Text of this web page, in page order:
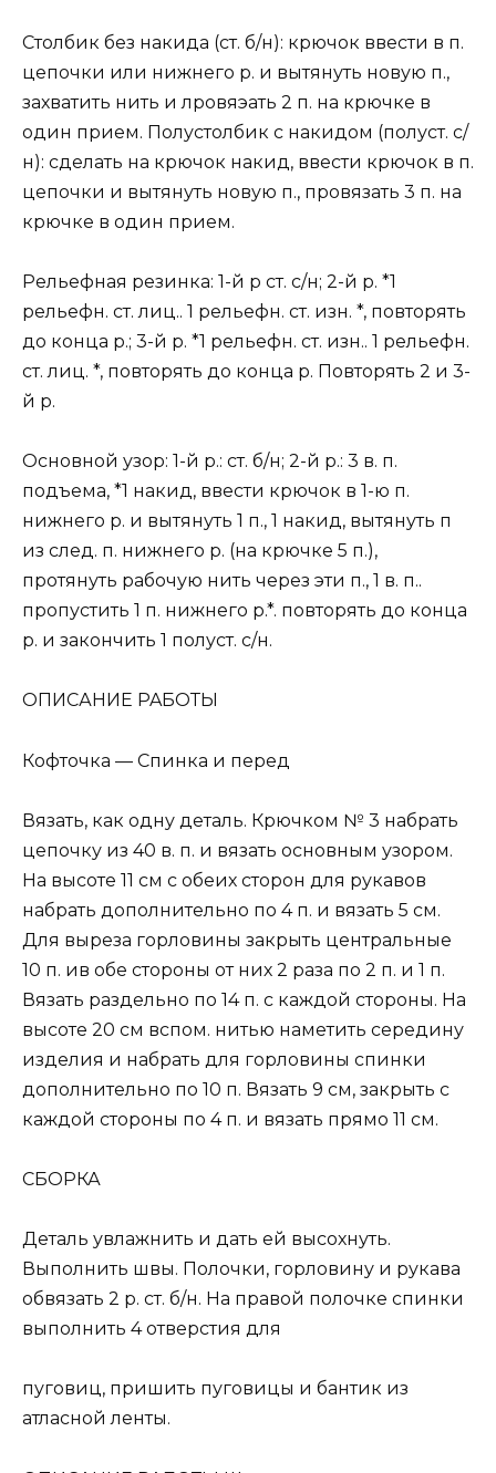
Столбик без накида (ст. б/н): крючок ввести в п.
цепочки или нижнего р. и вытянуть новую п.,
захватить нить и лровяэать 2 п. на крючке в
один прием. Полустолбик с накидом (полуст. с/
н): сделать на крючок накид, ввести крючок в п.
цепочки и вытянуть новую п., провязать 3 п. на
крючке в один прием.
Рельефная резинка: 1-й р ст. с/н; 2-й р. *1
рельефн. ст. лиц.. 1 рельефн. ст. изн. *, повторять
до конца р.; 3-й р. *1 рельефн. ст. изн.. 1 рельефн.
ст. лиц. *, повторять до конца р. Повторять 2 и 3-
й р.
Основной узор: 1-й р.: ст. б/н; 2-й р.: 3 в. п.
подъема, *1 накид, ввести крючок в 1-ю п.
нижнего р. и вытянуть 1 п., 1 накид, вытянуть п
из след. п. нижнего р. (на крючке 5 п.),
протянуть рабочую нить через эти п., 1 в. п..
пропустить 1 п. нижнего р.*. повторять до конца
р. и закончить 1 полуст. с/н.
ОПИСАНИЕ PAБОТЫ
Кофточка — Спинка и перед
Вязать, как одну деталь. Крючком № 3 набрать
цепочку из 40 в. п. и вязать основным узором.
На высоте 11 см с обеих сторон для рукавов
набрать дополнительно по 4 п. и вязать 5 см.
Для выреза горловины закрыть центральные
10 п. ив обе стороны от них 2 раза по 2 п. и 1 п.
Вязать раздельно по 14 п. с каждой стороны. На
высоте 20 см вспом. нитью наметить середину
изделия и набрать для горловины спинки
дополнительно по 10 п. Вязать 9 см, закрыть с
каждой стороны по 4 п. и вязать прямо 11 см.
СБОРКА
Деталь увлажнить и дать ей высохнуть.
Выполнить швы. Полочки, горловину и рукава
обвязать 2 р. ст. б/н. На правой полочке спинки
выполнить 4 отверстия для
пуговиц, пришить пуговицы и бантик из
атласной ленты.